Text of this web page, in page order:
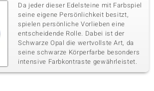
Da jeder dieser Edelsteine mit Farbspiel
seine eigene Persönlichkeit besitzt,
spielen persönliche Vorlieben eine
entscheidende Rolle. Dabei ist der
Schwarze Opal die wertvollste Art, da
seine schwarze Körperfarbe besonders
intensive Farbkontraste gewährleistet.